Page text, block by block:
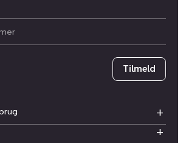
Tilmeld